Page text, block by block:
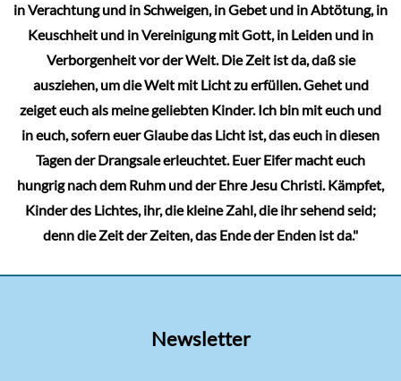
in Verachtung und in Schweigen, in Gebet und in Abtötung, in
Keuschheit und in Vereinigung mit Gott, in Leiden und in
Verborgenheit vor der Welt. Die Zeit ist da, daß sie
ausziehen, um die Welt mit Licht zu erfüllen. Gehet und
zeiget euch als meine geliebten Kinder. Ich bin mit euch und
in euch, sofern euer Glaube das Licht ist, das euch in diesen
Tagen der Drangsale erleuchtet. Euer Eifer macht euch
hungrig nach dem Ruhm und der Ehre Jesu Christi. Kämpfet,
Kinder des Lichtes, ihr, die kleine Zahl, die ihr sehend seid;
denn die Zeit der Zeiten, das Ende der Enden ist da."
Newsletter